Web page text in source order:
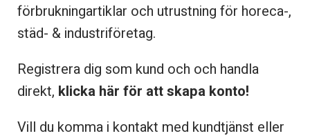
förbrukningartiklar och utrustning för horeca-,
städ- & industriföretag.
Registrera dig som kund och och handla
direkt, klicka här för att skapa konto!
Vill du komma i kontakt med kundtjänst eller